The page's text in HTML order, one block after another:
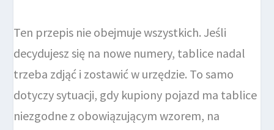
Ten przepis nie obejmuje wszystkich. Jeśli
decydujesz się na nowe numery, tablice nadal
trzeba zdjąć i zostawić w urzędzie. To samo
dotyczy sytuacji, gdy kupiony pojazd ma tablice
niezgodne z obowiązującym wzorem, na